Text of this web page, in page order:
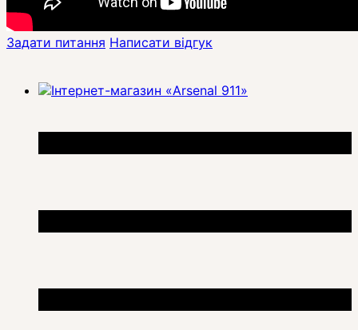
Задати питання Написати відгук